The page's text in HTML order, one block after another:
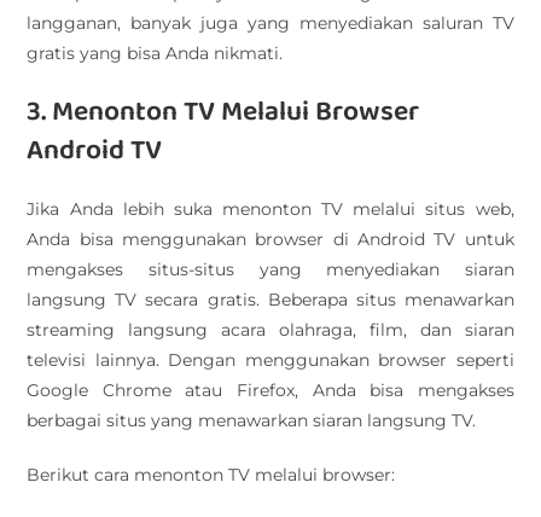
langganan, banyak juga yang menyediakan saluran TV
gratis yang bisa Anda nikmati.
3. Menonton TV Melalui Browser
Android TV
Jika Anda lebih suka menonton TV melalui situs web,
Anda bisa menggunakan browser di Android TV untuk
mengakses situs-situs yang menyediakan siaran
langsung TV secara gratis. Beberapa situs menawarkan
streaming langsung acara olahraga, film, dan siaran
televisi lainnya. Dengan menggunakan browser seperti
Google Chrome atau Firefox, Anda bisa mengakses
berbagai situs yang menawarkan siaran langsung TV.
Berikut cara menonton TV melalui browser: